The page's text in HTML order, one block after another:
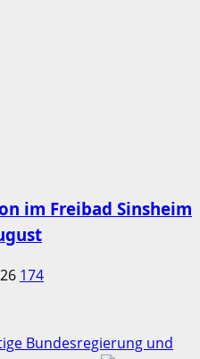
im Freibad Sinsheim
174
Bundesregierung und